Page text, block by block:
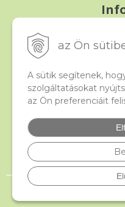
az Ön
A sütik segítenek,
szolgáltatásokat
az Ön preferenciáit
Panasz,
© 2026 beado.hu, a gyöngyök